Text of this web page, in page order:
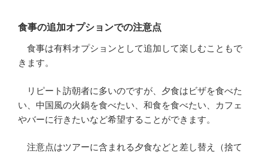
食事の追加オプションでの注意点
食事は有料オプションとして追加して楽しむこともで
きます。
リピート訪朝者に多いのですが、夕食はビザを食べた
い、中国風の火鍋を食べたい、和食を食べたい、カフェ
やバーに行きたいなど希望することができます。
注意点はツアーに含まれる夕食などと差し替え（捨て